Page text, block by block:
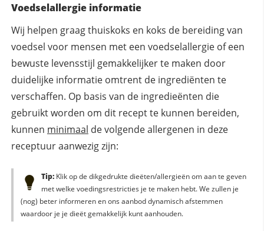
Voedselallergie informatie
Wij helpen graag thuiskoks en koks de bereiding van
voedsel voor mensen met een voedselallergie of een
bewuste levensstijl gemakkelijker te maken door
duidelijke informatie omtrent de ingrediënten te
verschaffen. Op basis van de ingredieënten die
gebruikt worden om dit recept te kunnen bereiden,
kunnen minimaal de volgende allergenen in deze
receptuur aanwezig zijn:
Tip:Klik op de dikgedrukte dieëten/allergieën om aan te geven
met welke voedingsrestricties je te maken hebt. We zullen je
(nog) beter informeren en ons aanbod dynamisch afstemmen
waardoor je je dieët gemakkelijk kunt aanhouden.